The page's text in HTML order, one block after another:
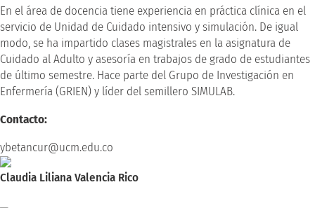
En el área de docencia tiene experiencia en práctica clínica en el
servicio de Unidad de Cuidado intensivo y simulación. De igual
modo, se ha impartido clases magistrales en la asignatura de
Cuidado al Adulto y asesoría en trabajos de grado de estudiantes
de último semestre. Hace parte del Grupo de Investigación en
Enfermería (GRIEN) y líder del semillero SIMULAB.
Contacto:
ybetancur@ucm.edu.co
Claudia Liliana Valencia Rico